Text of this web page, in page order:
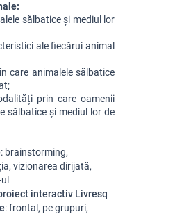
sălbatice și mediul lor
ale fiecărui animal
care animalele sălbatice
prin care oamenii
sălbatice și mediul lor de
: brainstorming,
vizionarea dirijată,
interactiv Livresq
: frontal, pe grupuri,